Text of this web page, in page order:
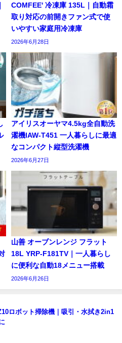
COMFEE' 冷凍庫 135L｜自動霜
取り対応の前開きファン式で使
いやすい家庭用冷凍庫
2026年6月28日
アイリスオーヤマ4.5kg全自動洗
濯機IAW-T451 一人暮らしに最適
なコンパクト縦型洗濯機
2026年6月27日
山善 オーブンレンジ フラット
18L YRP-F181TV｜一人暮らし
に便利な自動18メニュー搭載
2026年6月26日
ロボット掃除機｜吸引・水拭き2in1